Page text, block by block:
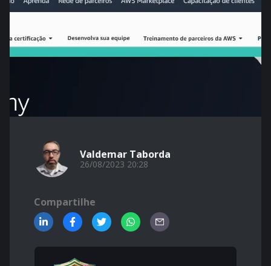
Valdemar Taborda
26/08/2023 20:28
Compartilhe